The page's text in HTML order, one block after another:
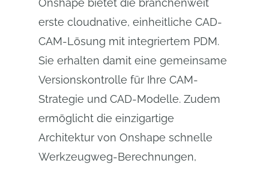
Onshape bietet die branchenweit
erste cloudnative, einheitliche CAD-
CAM-Lösung mit integriertem PDM.
Sie erhalten damit eine gemeinsame
Versionskontrolle für Ihre CAM-
Strategie und CAD-Modelle. Zudem
ermöglicht die einzigartige
Architektur von Onshape schnelle
Werkzeugweg-Berechnungen,